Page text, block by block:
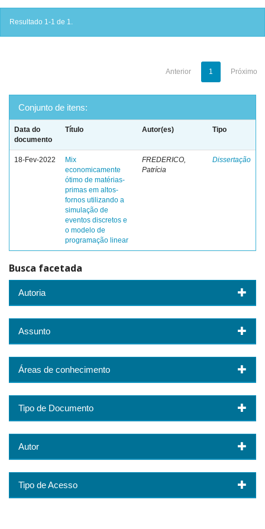
Resultado 1-1 de 1.
Anterior 1 Próximo
Conjunto de itens:
Data do
documento
Título Autor(es) Tipo
18-Fev-2022
Mix
economicamente
ótimo de matérias-
primas em altos-
fornos utilizando a
simulação de
eventos discretos e
o modelo de
programação linear
FREDERICO,
Patrícia
Dissertação
Busca facetada
Autoria
Assunto
Áreas de conhecimento
Tipo de Documento
Autor
Tipo de Acesso